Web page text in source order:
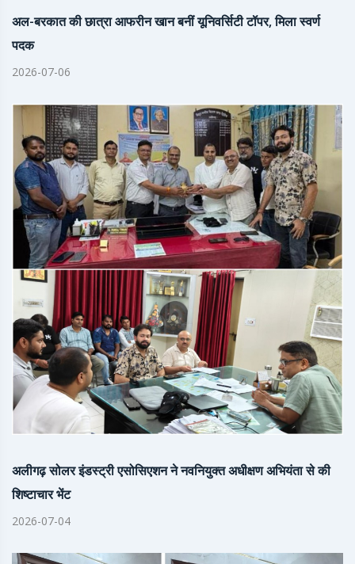
अल-बरकात की छात्रा आफरीन खान बनीं यूनिवर्सिटी टॉपर, मिला स्वर्ण
पदक
2026-07-06
अलीगढ़ सोलर इंडस्ट्री एसोसिएशन ने नवनियुक्त अधीक्षण अभियंता से की
शिष्टाचार भेंट
2026-07-04